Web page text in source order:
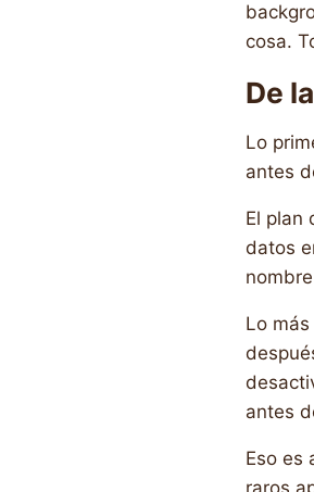
cosa.
De
Lo
antes
El plan
datos
Lo
antes
Eso es